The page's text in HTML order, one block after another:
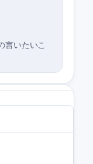
言いたいこ